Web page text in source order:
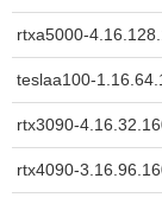
rtxa5000-
teslaa100-
rtx3090-
rtx4090-